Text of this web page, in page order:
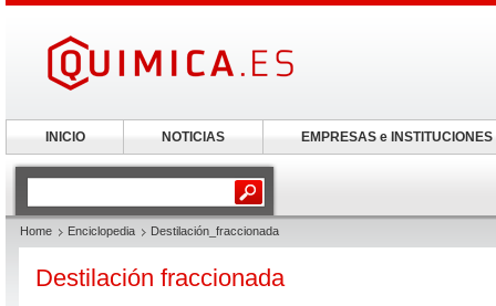
Home Enciclopedia Destilación_fraccionada
Destilación fraccionada
INICIO NOTICIAS EMPRESAS e INSTITUCIONES